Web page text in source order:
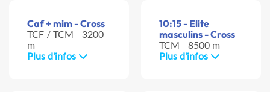
Caf + mim - Cross
TCF / TCM - 3200
m
Plus d'infos
10:15 - Elite
masculins - Cross
TCM - 8500 m
Plus d'infos